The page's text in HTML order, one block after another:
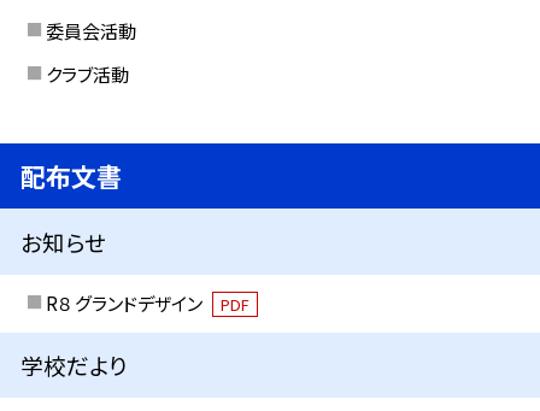
委員会活動
クラブ活動
配布文書
お知らせ
R８ グランドデザイン PDF
学校だより